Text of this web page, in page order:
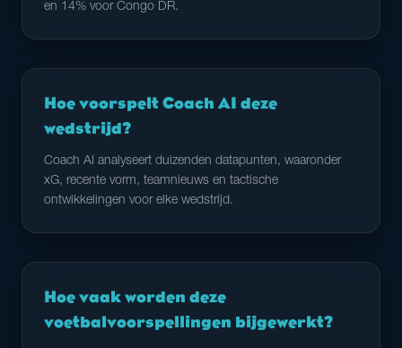
en 14% voor Congo DR.
Hoe voorspelt Coach AI deze
wedstrijd?
Coach AI analyseert duizenden datapunten, waaronder
xG, recente vorm, teamnieuws en tactische
ontwikkelingen voor elke wedstrijd.
Hoe vaak worden deze
voetbalvoorspellingen bijgewerkt?